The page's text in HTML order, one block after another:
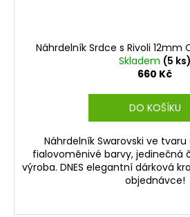
Náhrdelník Srdce s Rivoli 12mm
Skladem (5 ks)
660 Kč
DO KOŠÍKU
Náhrdelník Swarovski ve
fialovoměnivé barvy, jedinečná
výroba. DNES elegantní dárková
objednávce!